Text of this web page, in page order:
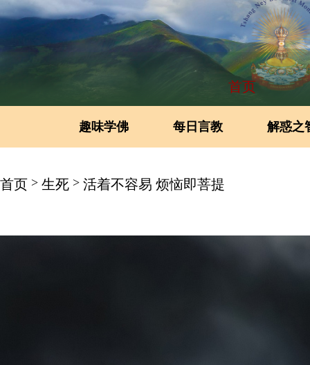
首页
趣味学佛 每日言教 解惑之
首页 > 生死 > 活着不容易 烦恼即菩提